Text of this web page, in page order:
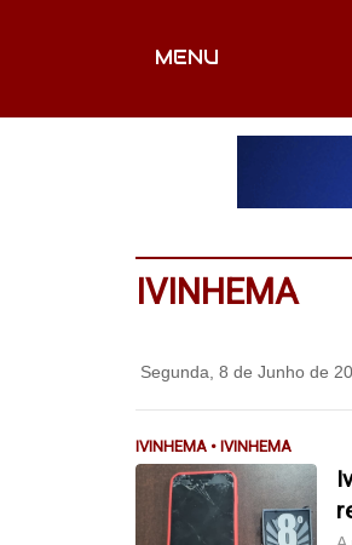
MENU
IVINHEMA
Segunda, 8 de Junho de
IVINHEMA • IVINHEMA